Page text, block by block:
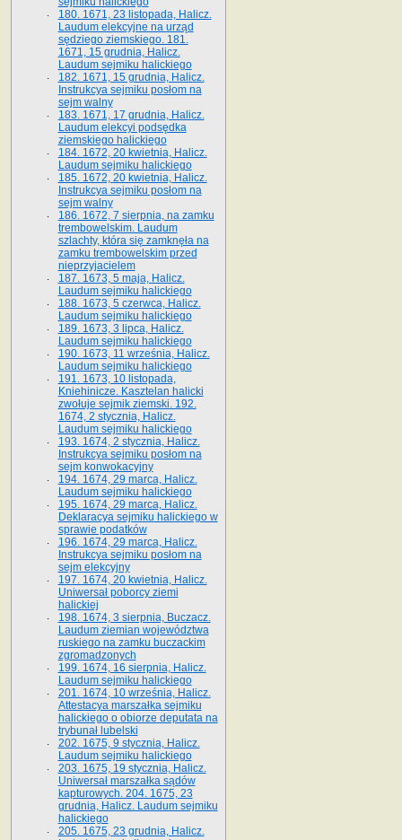
180. 1671, 23 listopada, Halicz.
Laudum elekcyjne na urząd
sędziego ziemskiego. 181.
1671, 15 grudnia, Halicz.
Laudum sejmiku halickiego
182. 1671, 15 grudnia, Halicz.
Instrukcya sejmiku posłom na
sejm walny
183. 1671, 17 grudnia, Halicz.
Laudum elekcyi podsędka
ziemskiego halickiego
184. 1672, 20 kwietnia, Halicz.
Laudum sejmiku halickiego
185. 1672, 20 kwietnia, Halicz.
Instrukcya sejmiku posłom na
sejm walny
186. 1672, 7 sierpnia, na zamku
trembowelskim. Laudum
szlachty, która się zamknęła na
zamku trembowelskim przed
nieprzyjacielem
187. 1673, 5 maja, Halicz.
Laudum sejmiku halickiego
188. 1673, 5 czerwca, Halicz.
Laudum sejmiku halickiego
189. 1673, 3 lipca, Halicz.
Laudum sejmiku halickiego
190. 1673, 11 września, Halicz.
Laudum sejmiku halickiego
191. 1673, 10 listopada,
Kniehinicze. Kasztelan halicki
zwołuje sejmik ziemski. 192.
1674, 2 stycznia, Halicz.
Laudum sejmiku halickiego
193. 1674, 2 stycznia, Halicz.
Instrukcya sejmiku posłom na
sejm konwokacyjny
194. 1674, 29 marca, Halicz.
Laudum sejmiku halickiego
195. 1674, 29 marca, Halicz.
Deklaracya sejmiku halickiego w
sprawie podatków
196. 1674, 29 marca, Halicz.
Instrukcya sejmiku posłom na
sejm elekcyjny
197. 1674, 20 kwietnia, Halicz.
Uniwersał poborcy ziemi
halickiej
198. 1674, 3 sierpnia, Buczacz.
Laudum ziemian województwa
ruskiego na zamku buczackim
zgromadzonych
199. 1674, 16 sierpnia, Halicz.
Laudum sejmiku halickiego
201. 1674, 10 września, Halicz.
Attestacya marszałka sejmiku
halickiego o obiorze deputata na
trybunał lubelski
202. 1675, 9 stycznia, Halicz.
Laudum sejmiku halickiego
203. 1675, 19 stycznia, Halicz.
Uniwersał marszałka sądów
kapturowych. 204. 1675, 23
grudnia, Halicz. Laudum sejmiku
halickiego
205. 1675, 23 grudnia, Halicz.